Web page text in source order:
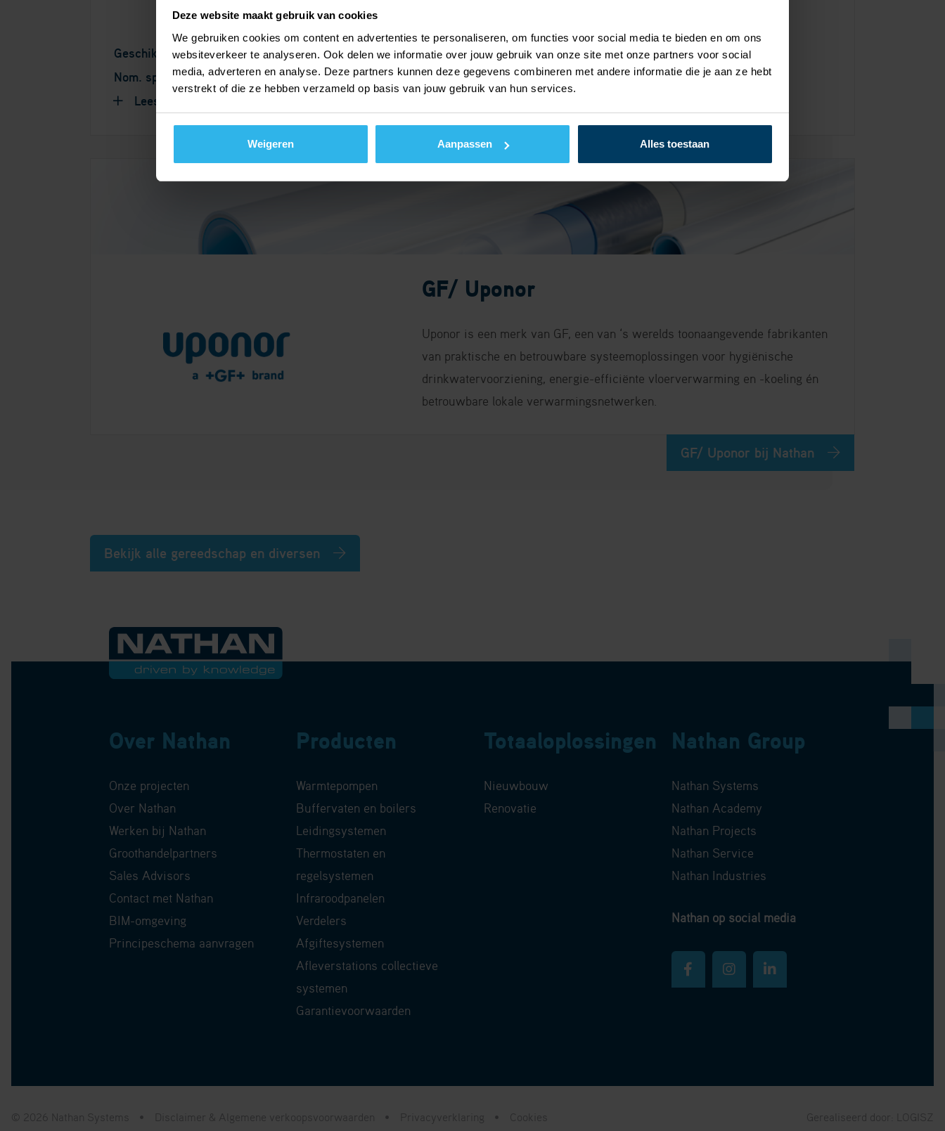
Deze website maakt gebruik van cookies
We gebruiken cookies om content en advertenties te personaliseren, om functies voor social media te bieden en om ons
websiteverkeer te analyseren. Ook delen we informatie over jouw gebruik van onze site met onze partners voor social
media, adverteren en analyse. Deze partners kunnen deze gegevens combineren met andere informatie die je aan ze hebt
verstrekt of die ze hebben verzameld op basis van jouw gebruik van hun services.
Weigeren Aanpassen Alles toestaan
Geschikt voor stalen buis Nee
Nom. spanning 18 Volt
Lees meer
GF/ Uponor
Uponor is een merk van GF, een van ‘s werelds toonaangevende fabrikanten
van praktische en betrouwbare systeemoplossingen voor hygiënische
drinkwatervoorziening, energie-efficiënte vloerverwarming en -koeling én
betrouwbare lokale verwarmingsnetwerken.
GF/ Uponor bij Nathan
Bekijk alle gereedschap en diversen
Over Nathan
Onze projecten
Over Nathan
Werken bij Nathan
Groothandelpartners
Sales Advisors
Contact met Nathan
BIM-omgeving
Principeschema aanvragen
Producten
Warmtepompen
Buffervaten en boilers
Leidingsystemen
Thermostaten en
regelsystemen
Infraroodpanelen
Verdelers
Afgiftesystemen
Afleverstations collectieve
systemen
Garantievoorwaarden
Totaaloplossingen
Nieuwbouw
Renovatie
Nathan Group
Nathan Systems
Nathan Academy
Nathan Projects
Nathan Service
Nathan Industries
Nathan op social media
© 2026 Nathan Systems Disclaimer & Algemene verkoopsvoorwaarden Privacyverklaring Cookies Gerealiseerd door: LOGISZ